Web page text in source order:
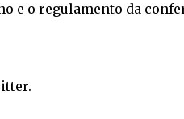
e o regulamento da
.